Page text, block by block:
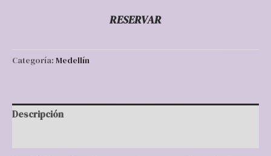
RESERVAR
Categoría: Medellín
Descripción